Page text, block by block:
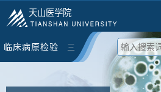
天山医学院
临床病原检验 三